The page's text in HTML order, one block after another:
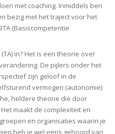
met coaching. Inmiddels ben
bezig met het traject voor het
(Basiscompetentie
in? Het is een theorie over
De pijlers onder het
zijn geloof in de
vermogen (autonomie)
heldere theorie die door
maakt de complexiteit en
en organisaties waarin je
heb je wel eens gehoord van